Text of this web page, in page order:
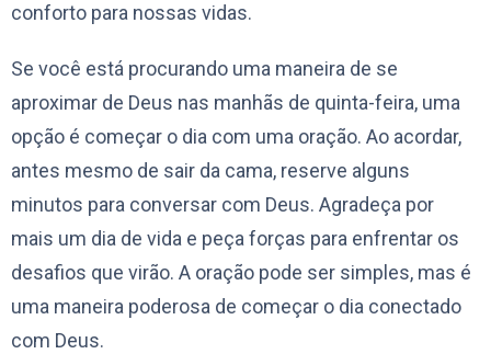
conforto para nossas vidas.
Se você está procurando uma maneira de se
aproximar de Deus nas manhãs de quinta-feira, uma
opção é começar o dia com uma oração. Ao acordar,
antes mesmo de sair da cama, reserve alguns
minutos para conversar com Deus. Agradeça por
mais um dia de vida e peça forças para enfrentar os
desafios que virão. A oração pode ser simples, mas é
uma maneira poderosa de começar o dia conectado
com Deus.